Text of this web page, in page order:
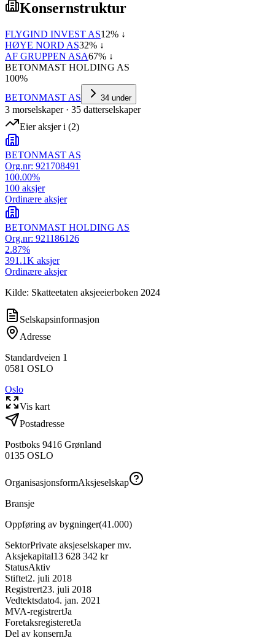
Konsernstruktur
FLYGIND INVEST AS12% ↓
HØYE NORD AS32% ↓
AF GRUPPEN ASA67% ↓
BETONMAST HOLDING AS
100%
BETONMAST AS
34 under
3 morselskaper· 35 datterselskaper
Eier aksjer i (2)
BETONMAST AS
Org.nr: 921708491
100.00%
100 aksjer
Ordinære aksjer
BETONMAST HOLDING AS
Org.nr: 921186126
2.87%
391.1K aksjer
Ordinære aksjer
Kilde: Skatteetaten aksjeeierboken 2024
Selskapsinformasjon
Adresse
Standardveien 1
0581 OSLO
Oslo
Vis kart
Postadresse
Postboks 9416 Grønland
0135 OSLO
OrganisasjonsformAksjeselskap
Bransje
Oppføring av bygninger(41.000)
SektorPrivate aksjeselskaper mv.
Aksjekapital13 628 342 kr
StatusAktiv
Stiftet2. juli 2018
Registrert23. juli 2018
Vedtektsdato4. jan. 2021
MVA-registrertJa
ForetaksregisteretJa
Del av konsernJa